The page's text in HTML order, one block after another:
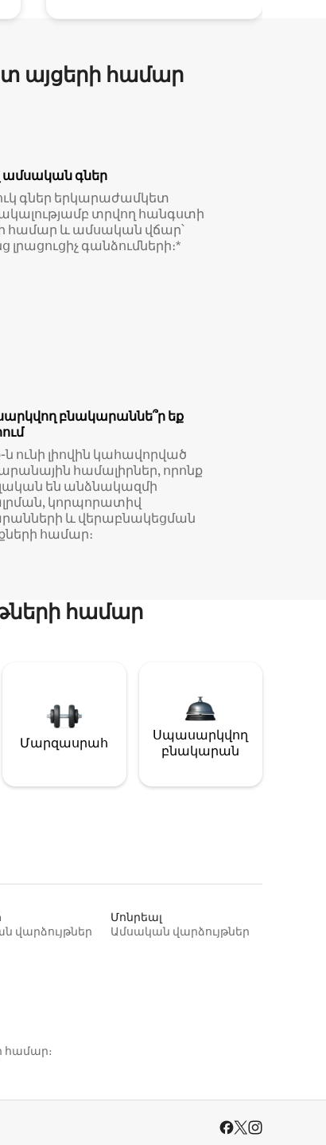
այցերի համար
գներ
գներ երկարաժամկետ
տրվող հանգստի
համար և ամսական վճար՝
լրացուցիչ գանձումների։*
բնակարաննե՞ր եք
ն ունի լիովին կահավորված
համալիրներ, որոնք
են անձնակազմի
կորպորատիվ
և վերաբնակեցման
համար։
համար
Մարզասրահ
Սպասարկվող
բնակարան
վարձույթներ
Մոնրեալ
Ամսական վարձույթներ
համար։